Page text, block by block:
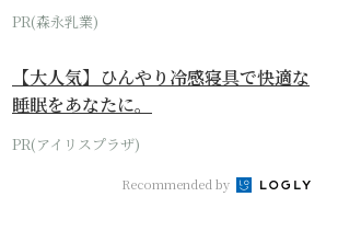
PR(森永乳業)
【大人気】ひんやり冷感寝具で快適な
睡眠をあなたに。
PR(アイリスプラザ)
Recommended by